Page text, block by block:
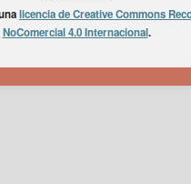
licencia de Creative Commons
NoComercial 4.0 Internacional.